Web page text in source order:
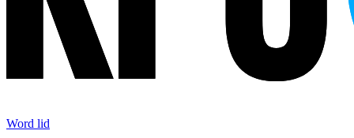
Word lid